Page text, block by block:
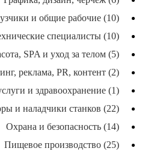
и общие рабочие (10)
специалисты (10)
SPA и уход за телом (5)
реклама, PR, контент (2)
и здравоохранение (1)
и наладчики станков (22)
Охрана и безопасность (14)
Пищевое производство (25)